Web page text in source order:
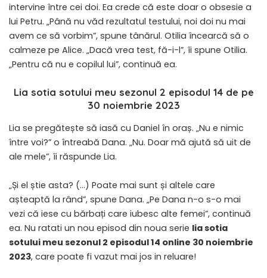
intervine între cei doi. Ea crede că este doar o obsesie a
lui Petru. „Până nu văd rezultatul testului, noi doi nu mai
avem ce să vorbim”, spune tânărul. Otilia încearcă să o
calmeze pe Alice. „Dacă vrea test, fă-i-l”, îi spune Otilia.
„Pentru că nu e copilul lui”, continuă ea.
Lia sotia sotului meu sezonul 2 episodul 14 de pe
30 noiembrie 2023
Lia se pregătește să iasă cu Daniel în oraș. „Nu e nimic
între voi?” o întreabă Dana. „Nu. Doar mă ajută să uit de
ale mele”, îi răspunde Lia.
„Și el știe asta? (…) Poate mai sunt și altele care
așteaptă la rând”, spune Dana. „Pe Dana n-o s-o mai
vezi că iese cu bărbați care iubesc alte femei”, continuă
ea. Nu ratati un nou episod din noua serie lia sotia
sotului meu sezonul 2 episodul 14 online 30 noiembrie
2023, care poate fi vazut mai jos in reluare!